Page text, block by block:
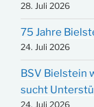
28. Juli 2026
75 Jahre
24. Juli 2026
BSV Bielstein
sucht
24. Juli 2026